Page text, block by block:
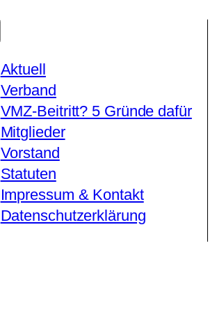
Aktuell
Verband
VMZ-Beitritt? 5 Gründe dafür
Mitglieder
Vorstand
Statuten
Impressum & Kontakt
Datenschutzerklärung